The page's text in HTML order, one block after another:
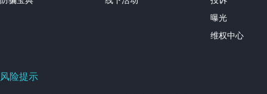
曝光
维权中心
风险提示